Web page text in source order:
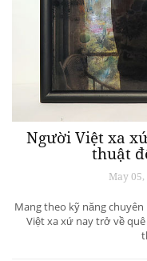
Người Việt xa
thuật
May 05,
Mang theo kỹ năng
Việt xa xứ nay trở về